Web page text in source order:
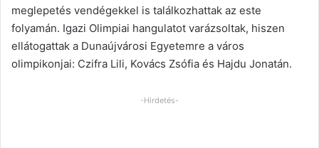
meglepetés vendégekkel is találkozhattak az este
folyamán. Igazi Olimpiai hangulatot varázsoltak, hiszen
ellátogattak a Dunaújvárosi Egyetemre a város
olimpikonjai: Czifra Lili, Kovács Zsófia és Hajdu Jonatán.
-Hirdetés-